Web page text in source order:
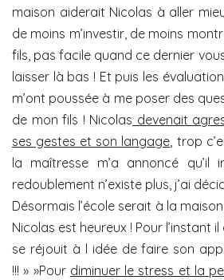
maison aiderait Nicolas à aller
de moins m’investir, de moins
fils, pas facile quand ce dernier
laisser là bas ! Et puis les
m’ont poussée à me poser des
de mon fils ! Nicolas devenait
ses gestes et son langage, trop
la maîtresse m’a annoncé qu’il
redoublement n’existe plus, j’ai
Désormais l’école serait à la
Nicolas est heureux ! Pour l’instant
se réjouit à l idée de faire son
!!! » »Pour diminuer le stress et la